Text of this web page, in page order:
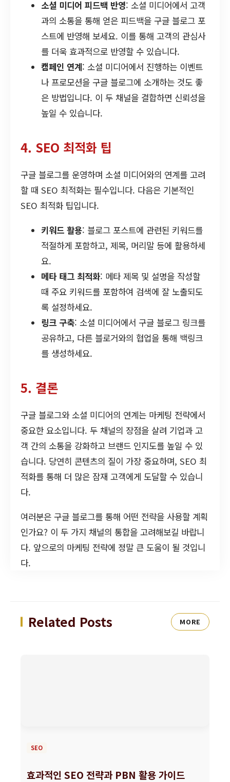
소셜 미디어 피드백 반영: 소셜 미디어에서 고객
과의 소통을 통해 얻은 피드백을 구글 블로그 포
스트에 반영해 보세요. 이를 통해 고객의 관심사
를 더욱 효과적으로 반영할 수 있습니다.
캠페인 연계: 소셜 미디어에서 진행하는 이벤트
나 프로모션을 구글 블로그에 소개하는 것도 좋
은 방법입니다. 이 두 채널을 결합하면 신뢰성을
높일 수 있습니다.
4. SEO 최적화 팁
구글 블로그를 운영하며 소셜 미디어와의 연계를 고려
할 때 SEO 최적화는 필수입니다. 다음은 기본적인
SEO 최적화 팁입니다.
키워드 활용: 블로그 포스트에 관련된 키워드를
적절하게 포함하고, 제목, 머리말 등에 활용하세
요.
메타 태그 최적화: 메타 제목 및 설명을 작성할
때 주요 키워드를 포함하여 검색에 잘 노출되도
록 설정하세요.
링크 구축: 소셜 미디어에서 구글 블로그 링크를
공유하고, 다른 블로거와의 협업을 통해 백링크
를 생성하세요.
5. 결론
구글 블로그와 소셜 미디어의 연계는 마케팅 전략에서
중요한 요소입니다. 두 채널의 장점을 살려 기업과 고
객 간의 소통을 강화하고 브랜드 인지도를 높일 수 있
습니다. 당연히 콘텐츠의 질이 가장 중요하며, SEO 최
적화를 통해 더 많은 잠재 고객에게 도달할 수 있습니
다.
여러분은 구글 블로그를 통해 어떤 전략을 사용할 계획
인가요? 이 두 가지 채널의 통합을 고려해보길 바랍니
다. 앞으로의 마케팅 전략에 정말 큰 도움이 될 것입니
다.
Related Posts MORE
SEO
효과적인 SEO 전략과 PBN 활용 가이드